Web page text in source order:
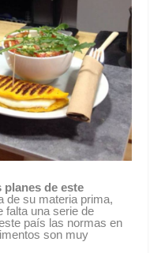
planes de este
de su materia prima,
falta una serie de
país las normas en
son muy